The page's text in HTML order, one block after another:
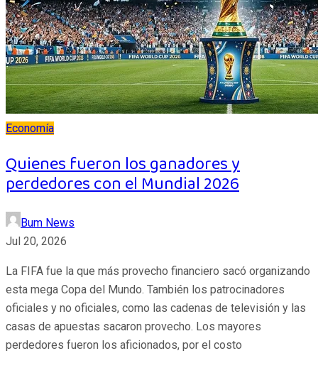
Economía
Quienes fueron los ganadores y
perdedores con el Mundial 2026
Bum News
Jul 20, 2026
La FIFA fue la que más provecho financiero sacó organizando
esta mega Copa del Mundo. También los patrocinadores
oficiales y no oficiales, como las cadenas de televisión y las
casas de apuestas sacaron provecho. Los mayores
perdedores fueron los aficionados, por el costo